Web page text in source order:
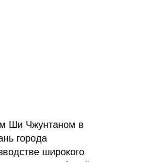
Ши Чжунтаном в
города
широкого